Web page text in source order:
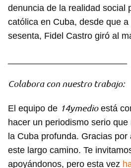
denuncia de la realidad social
católica en Cuba, desde que
sesenta, Fidel Castro giró al
Colabora con nuestro trabajo:
El equipo de 14ymedioestá
hacer un periodismo serio
la Cuba profunda. Gracias
este largo camino. Te
apoyándonos, pero esta vez